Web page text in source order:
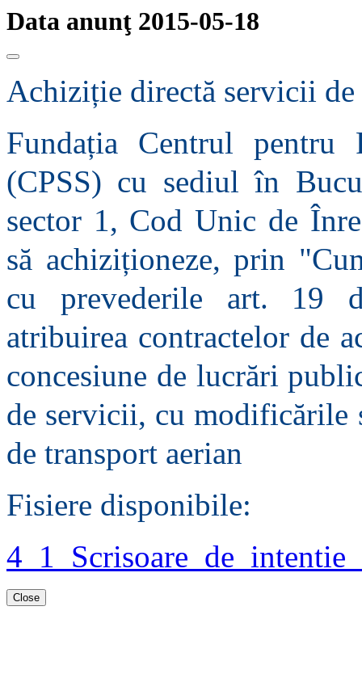
Data anunţ 2015-05-18
Achiziție directă servicii
Fundația Centrul
(CPSS) cu sediul în
sector 1, Cod Unic de
să achiziționeze, prin
cu prevederile art. 19
atribuirea contractelor de
concesiune de lucrări
de servicii, cu modificările
de transport aerian
Fisiere disponibile:
Close